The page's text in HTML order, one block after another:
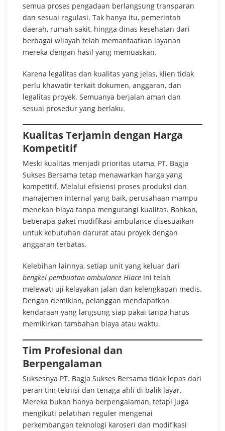
semua proses pengadaan berlangsung transparan
dan sesuai regulasi. Tak hanya itu, pemerintah
daerah, rumah sakit, hingga dinas kesehatan dari
berbagai wilayah telah memanfaatkan layanan
mereka dengan hasil yang memuaskan.
Karena legalitas dan kualitas yang jelas, klien tidak
perlu khawatir terkait dokumen, anggaran, dan
legalitas proyek. Semuanya berjalan aman dan
sesuai prosedur yang berlaku.
Kualitas Terjamin dengan Harga
Kompetitif
Meski kualitas menjadi prioritas utama, PT. Bagja
Sukses Bersama tetap menawarkan harga yang
kompetitif. Melalui efisiensi proses produksi dan
manajemen internal yang baik, perusahaan mampu
menekan biaya tanpa mengurangi kualitas. Bahkan,
beberapa paket modifikasi ambulance disesuaikan
untuk kebutuhan darurat atau proyek dengan
anggaran terbatas.
Kelebihan lainnya, setiap unit yang keluar dari
bengkel pembuatan ambulance Hiace ini telah
melewati uji kelayakan jalan dan kelengkapan medis.
Dengan demikian, pelanggan mendapatkan
kendaraan yang langsung siap pakai tanpa harus
memikirkan tambahan biaya atau waktu.
Tim Profesional dan
Berpengalaman
Suksesnya PT. Bagja Sukses Bersama tidak lepas dari
peran tim teknisi dan tenaga ahli di balik layar.
Mereka bukan hanya berpengalaman, tetapi juga
mengikuti pelatihan reguler mengenai
perkembangan teknologi karoseri dan modifikasi